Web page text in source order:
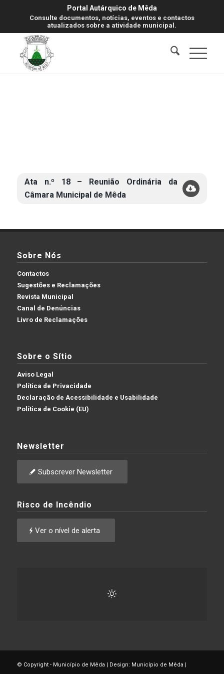
Portal Autárquico de Mêda
Consulte documentos, notícias, eventos e contactos
atualizados sobre a atividade municipal.
Ata n.º 18 – Reunião Ordinária da
Câmara Municipal de Mêda
Sobre Nós
Contactos
Sugestões e Reclamações
Revista Municipal
Canal de Denúncias
Livro de Reclamações
Sobre o Sítio
Aviso Legal
Política de Privacidade
Declaração de Acessibilidade e Usabilidade
Política de Cookie (EU)
Newsletter
Subscrever Newsletter
Risco de Incêndio
Ver o nível de alerta
© Copyright - Município de Mêda | Design: Município de Mêda |